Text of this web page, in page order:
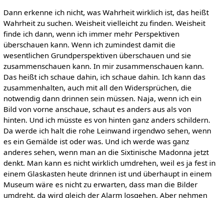
Dann erkenne ich nicht, was Wahrheit wirklich ist, das heißt
Wahrheit zu suchen. Weisheit vielleicht zu finden. Weisheit
finde ich dann, wenn ich immer mehr Perspektiven
überschauen kann. Wenn ich zumindest damit die
wesentlichen Grundperspektiven überschauen und sie
zusammenschauen kann. In mir zusammenschauen kann.
Das heißt ich schaue dahin, ich schaue dahin. Ich kann das
zusammenhalten, auch mit all den Widersprüchen, die
notwendig dann drinnen sein müssen. Naja, wenn ich ein
Bild von vorne anschaue, schaut es anders aus als von
hinten. Und ich müsste es von hinten ganz anders schildern.
Da werde ich halt die rohe Leinwand irgendwo sehen, wenn
es ein Gemälde ist oder was. Und ich werde was ganz
anderes sehen, wenn man an die Sixtinische Madonna jetzt
denkt. Man kann es nicht wirklich umdrehen, weil es ja fest in
einem Glaskasten heute drinnen ist und überhaupt in einem
Museum wäre es nicht zu erwarten, dass man die Bilder
umdreht, da wird gleich der Alarm losgehen. Aber nehmen